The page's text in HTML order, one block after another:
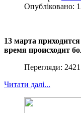
Опубліковано:
13 марта
время происходит
Перегляди: 2421
Читати далі...